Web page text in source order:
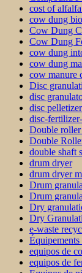
cost of
cow dung
Cow Dung
Cow Dung
cow dung
cow dung
cow manure
Disc
disc
disc pelletizer
disc-
Double
Double
double shaft
drum dryer
drum dryer
Drum
Drum
Dry
Dry
e-waste
Équipements
equipos de
equipos de